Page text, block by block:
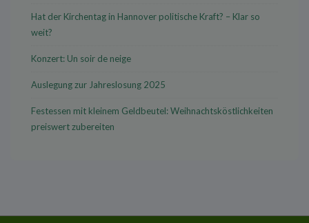
Hat der Kirchentag in Hannover politische Kraft? – Klar so
weit?
Konzert: Un soir de neige
Auslegung zur Jahreslosung 2025
Festessen mit kleinem Geldbeutel: Weihnachtsköstlichkeiten
preiswert zubereiten